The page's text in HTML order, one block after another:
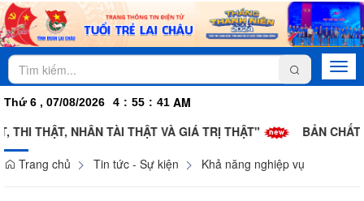
Thứ 6 , 07/08/2026 4 : 55 : 41 AM
THẬT, NHÂN TÀI THẬT VÀ GIÁ TRỊ THẬT"
BẢN CHẤT
Trang chủ
Tin tức - Sự kiện Khả năng nghiệp vụ